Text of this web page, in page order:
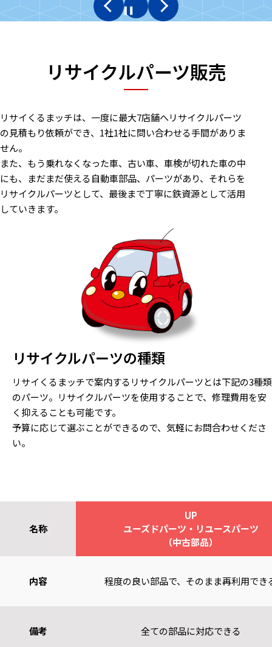
リサイクルパーツ販売
リサイくるまッチは、一度に最大7店舗へリサイクルパーツ
の見積もり依頼ができ、1社1社に問い合わせる手間がありま
せん。
また、もう乗れなくなった車、古い車、車検が切れた車の中
にも、まだまだ使える自動車部品、パーツがあり、それらを
リサイクルパーツとして、最後まで丁寧に鉄資源として活用
していきます。
リサイクルパーツの種類
リサイくるまッチで案内するリサイクルパーツとは下記の3種類
のパーツ。リサイクルパーツを使用することで、修理費用を安
く抑えることも可能です。
予算に応じて選ぶことができるので、気軽にお問合わせくださ
い。
名称
UP
ユーズドパーツ・リユースパーツ
（中古部品）
内容 程度の良い部品で、そのまま再利用でき
備考 全ての部品に対応できる